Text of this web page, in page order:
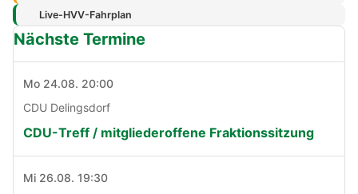
Live-HVV-Fahrplan
Nächste Termine
Mo 24.08. 20:00
CDU Delingsdorf
CDU-Treff / mitgliederoffene Fraktionssitzung
Mi 26.08. 19:30